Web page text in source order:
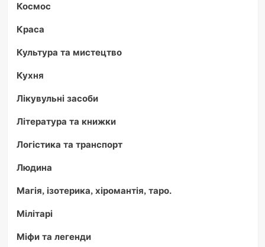
Космос
Краса
Культура та мистецтво
Кухня
Лікувульні засоби
Література та книжки
Логістика та транспорт
Людина
Магія, ізотерика, хіромантія, таро.
Мілітарі
Міфи та легенди